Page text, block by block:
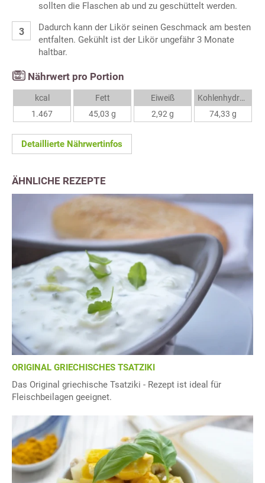
sollten die Flaschen ab und zu geschüttelt werden.
Dadurch kann der Likör seinen Geschmack am besten
entfalten. Gekühlt ist der Likör ungefähr 3 Monate
haltbar.
Nährwert pro Portion
kcal
1.467
Fett
45,03 g
Eiweiß
2,92 g
Kohlenhydrate
74,33 g
Detaillierte Nährwertinfos
ÄHNLICHE REZEPTE
ORIGINAL GRIECHISCHES TSATZIKI
Das Original griechische Tsatziki - Rezept ist ideal für
Fleischbeilagen geeignet.